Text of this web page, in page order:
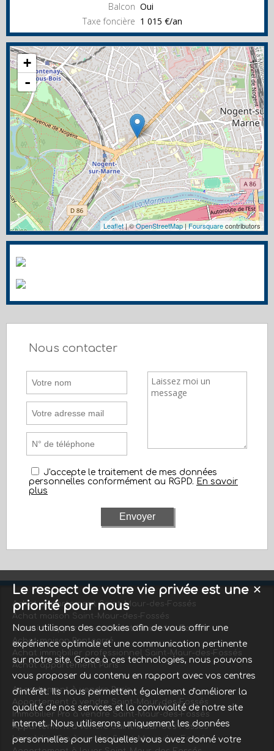
Balcon Oui
Taxe foncière 1 015 €/an
+
-
Leaflet| ©OpenStreetMap|Foursquarecontributors
Nous contacter
J'accepte le traitement de mes données
personnelles conformément au RGPD. En savoir
plus
Achat appartement Saint-Maur-des-Fossés
Achat maison Saint-Maur-des-Fossés
Location appartement Saint-Maur-des-Fossés
Achat maison Pontcarré
Achat immobilier professionnel Saint-Maur-des-Fossés
Achat appartement Paris
Appartement à vendre Paris
Appartement à vendre Saint-Maur-des-Fossés
Immobilier Pro à vendre Saint-Maur-des-Fossés
Appartement à vendre Saint-Maur-des-Fossés
Immobilier Pro à vendre Saint-Maur-des-Fossés
✕
Le respect de votre vie privée est une
priorité pour nous
Nous utilisons des cookies afin de vous offrir une
expérience optimale et une communication pertinente
sur notre site. Grace à ces technologies, nous pouvons
vous proposer du contenu en rapport avec vos centres
d'intérêt. Ils nous permettent également d'améliorer la
qualité de nos services et la convivialité de notre site
internet. Nous utiliserons uniquement les données
personnelles pour lesquelles vous avez donné votre